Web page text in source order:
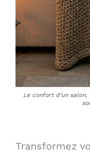
Le confort d’un
Transformez